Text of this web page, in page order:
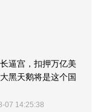
逼宫，扣押万亿美
黑天鹅将是这个国
07 14:25:38